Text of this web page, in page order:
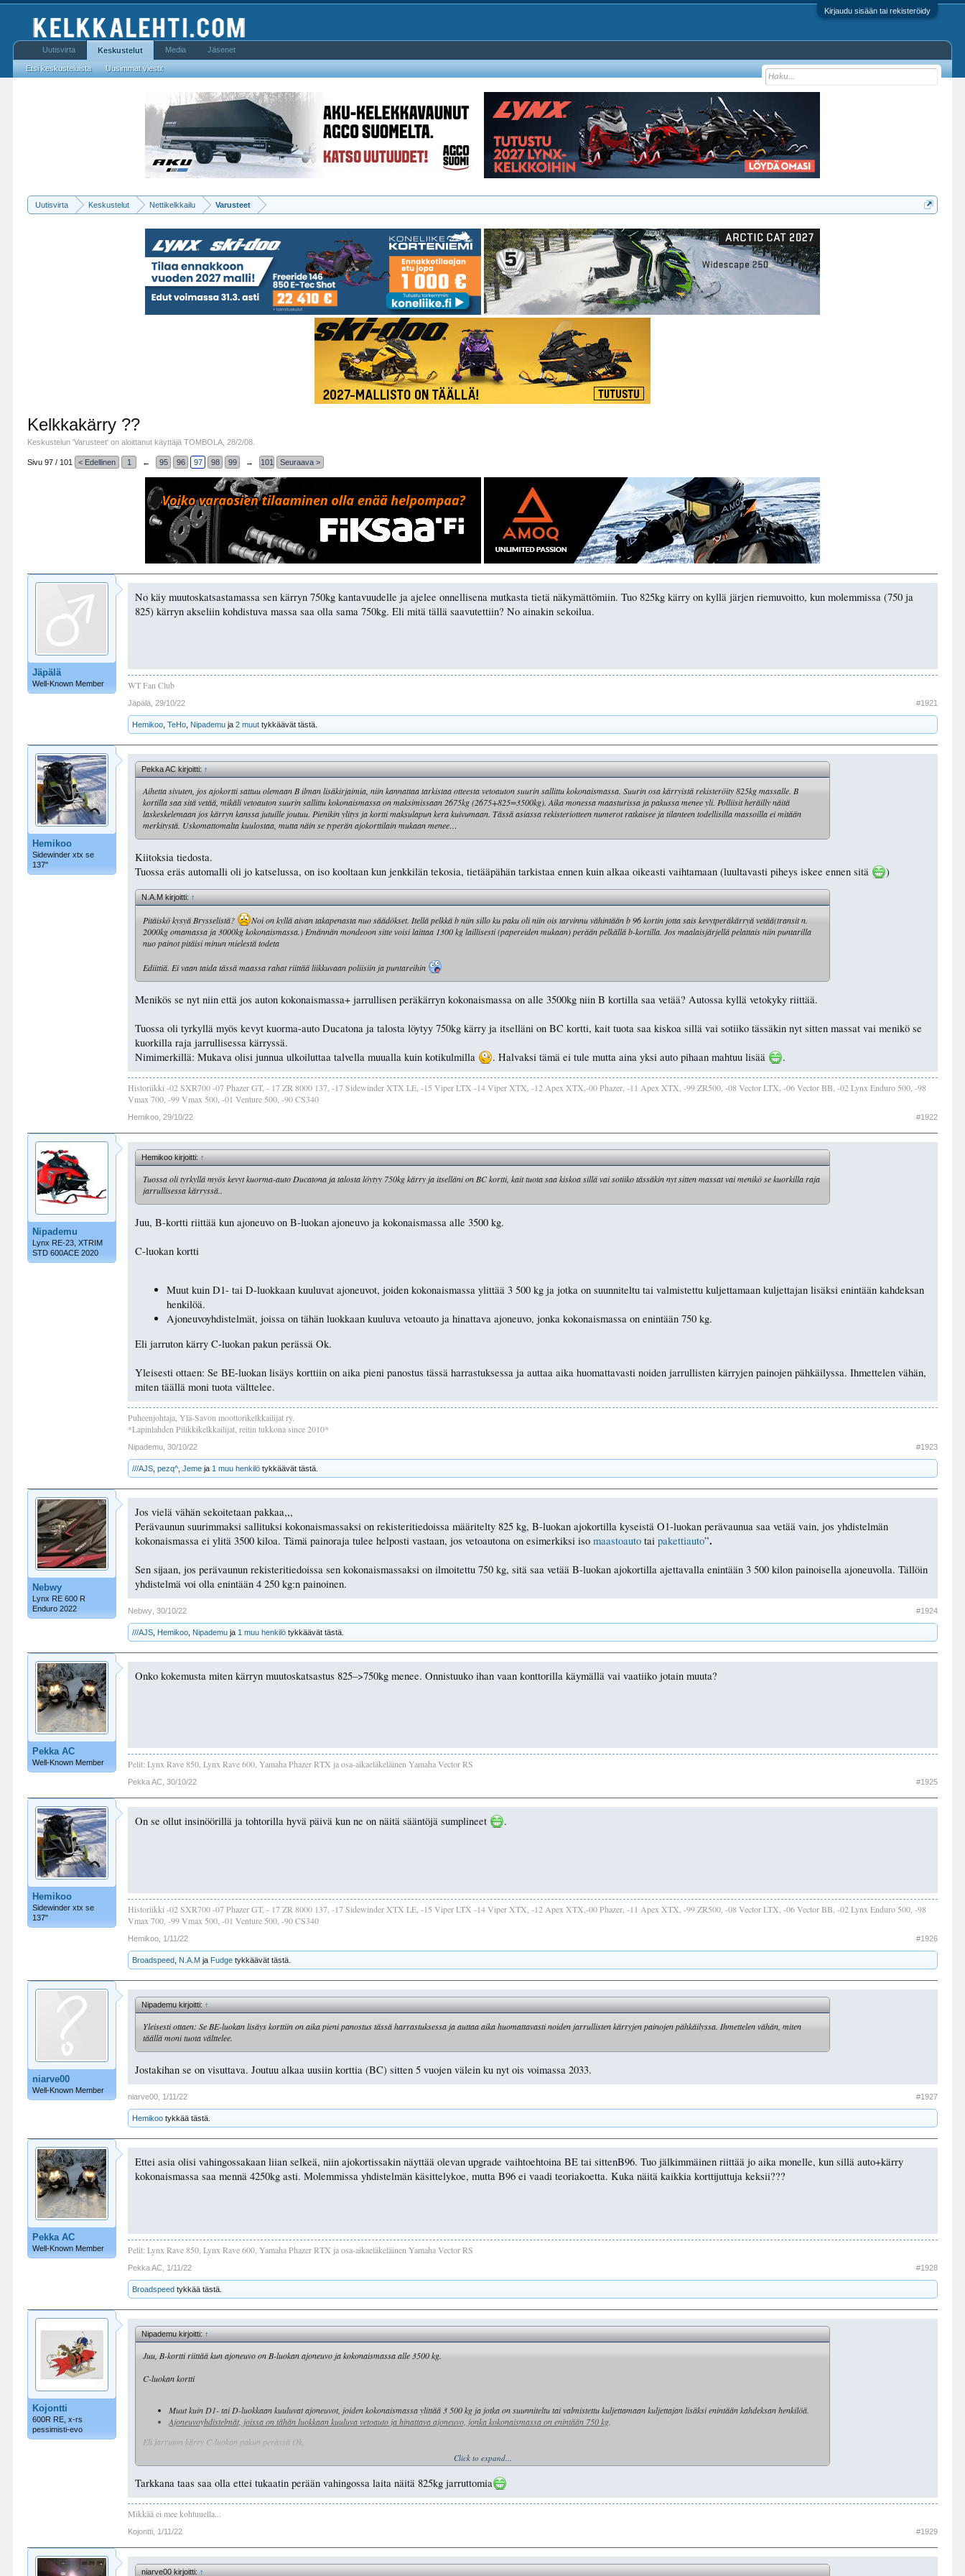
Kirjaudu sisään tai rekisteröidy
Uutisvirta Keskustelut Nettikelkkailu Varusteet
Kelkkakärry ??
Keskustelun 'Varusteet' on aloittanut käyttäjäTOMBOLA ,28/2/08
Sivu 97 / 101 < Edellinen 1 ← 95 96 97 98 99 → 101 Seuraava >
Jäpälä
Well-Known Member
No käy muutoskatsastamassa sen kärryn 750kg kantavuudelle ja ajelee onnellisena mutkasta tietä näkymättömiin. Tuo 825kg kärry on kyllä järjen riemuvoitto, kun molemmissa (750 ja
825) kärryn akseliin kohdistuva massa saa olla sama 750kg. Eli mitä tällä saavutettiin? No ainakin sekoilua.
WT Fan Club
Jäpälä 29/10/22 #1921
Hemikoo ,TeHo Nipademu ja2 muut tykkäävät tästä.
Hemikoo
Sidewinder xtx se
137"
Pekka AC kirjoitti:↑
Aihetta sivuten, jos ajokortti sattuu olemaan B ilman lisäkirjaimia, niin kannattaa tarkistaa otteesta vetoauton suurin sallittu kokonaismassa. Suurin osa kärryistä rekisteröity 825kg massalle. B
kortilla saa sitä vetää, mikäli vetoauton suurin sallittu kokonaismassa on maksimissaan 2675kg (2675+825=3500kg). Aika monessa maasturissa ja pakussa menee yli. Polliisit heräilly näitä
laskeskelemaan jos kärryn kanssa jutuille joutuu. Pienikin ylitys ja kortti maksulapun kera kuivumaan. Tässä asiassa rekisteriotteen numerot ratkaisee ja tilanteen todellisilla massoilla ei mitään
merkitystä. Uskomattomalta kuulostaa, mutta näin se typerän ajokorttilain mukaan menee…
Kiitoksia tiedosta.
Tuossa eräs automalli oli jo katselussa, on iso kooltaan kun jenkkilän tekosia, tietääpähän tarkistaa ennen kuin alkaa oikeasti vaihtamaan (luultavasti piheys iskee ennen sitä
)
N.A.M kirjoitti: ↑
Pitäiskö kysyä Brysselistä?
Noi on kyllä aivan takapenasta nuo säädökset. Itellä pelkkä b niin sillo ku paku oli niin ois tarvinnu vähintään b 96 kortin jotta sais kevytperäkärryä vetää(transit n.
2000kg omamassa ja 3000kg kokonaismassa.) Emännän mondeoon sitte voisi laittaa 1300 kg laillisesti (papereiden mukaan) perään pelkällä b-kortilla. Jos maalaisjärjellä pelattais niin puntarilla
nuo painot pitäisi minun mielestä todeta
Ediittiä. Ei vaan taida tässä maassa rahat riittää liikkuvaan poliisiin ja puntareihin
Menikös se nyt niin että jos auton kokonaismassa+ jarrullisen peräkärryn kokonaismassa on alle 3500kg niin B kortilla saa vetää? Autossa kyllä vetokyky riittää.
Tuossa oli tyrkyllä myös kevyt kuorma-auto Ducatona ja talosta löytyy 750kg kärry ja itselläni on BC kortti, kait tuota saa kiskoa sillä vai sotiiko tässäkin nyt sitten massat vai menikö se
kuorkilla raja jarrullisessa kärryssä.
Nimimerkillä: Mukava olisi junnua ulkoiluttaa talvella muualla kuin kotikulmilla
. Halvaksi tämä ei tule mutta aina yksi auto pihaan mahtuu lisää .
Historiikki -02 SXR700 -07 Phazer GT, - 17 ZR 8000 137, -17 Sidewinder XTX LE, -15 Viper LTX -14 Viper XTX, -12 Apex XTX,-00 Phazer, -11 Apex XTX, -99 ZR500, -08 Vector LTX, -06 Vector BB, -02 Lynx Enduro 500, -98
Vmax 700, -99 Vmax 500, -01 Venture 500, -90 CS340
Hemikoo 29/10/22 #1922
Nipademu
Lynx RE-23, XTRIM
STD 600ACE 2020
Hemikoo kirjoitti:↑
Tuossa oli tyrkyllä myös kevyt kuorma-auto Ducatona ja talosta löytyy 750kg kärry ja itselläni on BC kortti, kait tuota saa kiskoa sillä vai sotiiko tässäkin nyt sitten massat vai menikö se kuorkilla raja
jarrullisessa kärryssä..
Juu, B-kortti riittää kun ajoneuvo on B-luokan ajoneuvo ja kokonaismassa alle 3500 kg.
C-luokan kortti
Muut kuin D1- tai D-luokkaan kuuluvat ajoneuvot, joiden kokonaismassa ylittää 3 500 kg ja jotka on suunniteltu tai valmistettu kuljettamaan kuljettajan lisäksi enintään kahdeksan
henkilöä.
Ajoneuvoyhdistelmät, joissa on tähän luokkaan kuuluva vetoauto ja hinattava ajoneuvo, jonka kokonaismassa on enintään 750 kg.
Eli jarruton kärry C-luokan pakun perässä Ok.
Yleisesti ottaen: Se BE-luokan lisäys korttiin on aika pieni panostus tässä harrastuksessa ja auttaa aika huomattavasti noiden jarrullisten kärryjen painojen pähkäilyssa. Ihmettelen vähän,
miten täällä moni tuota välttelee.
Puheenjohtaja, Ylä-Savon moottorikelkkailijat ry.
*Lapinlahden Pilikkikelkkailijat, reitin tukkona since 2010*
Nipademu 30/10/22 #1923
///AJS ,pezq^ ,Jeme ja 1 muu henkilö tykkäävät tästä.
Nebwy
Lynx RE 600 R
Enduro 2022
Jos vielä vähän sekoitetaan pakkaa,,,
Perävaunun suurimmaksi sallituksi kokonaismassaksi on rekisteritiedoissa määritelty 825 kg, B-luokan ajokortilla kyseistä O1-luokan perävaunua saa vetää vain, jos yhdistelmän
kokonaismassa ei ylitä 3500 kiloa. Tämä painoraja tulee helposti vastaan, jos vetoautona on esimerkiksi isomaastoauto taipakettiauto”.
Sen sijaan, jos perävaunun rekisteritiedoissa sen kokonaismassaksi on ilmoitettu 750 kg, sitä saa vetää B-luokan ajokortilla ajettavalla enintään 3 500 kilon painoisella ajoneuvolla. Tällöin
yhdistelmä voi olla enintään 4 250 kg:n painoinen.
Nebwy 30/10/22 #1924
///AJS Hemikoo Nipademu ja 1 muu henkilö tykkäävät tästä.
Pekka AC
Well-Known Member
Onko kokemusta miten kärryn muutoskatsastus 825–>750kg menee. Onnistuuko ihan vaan konttorilla käymällä vai vaatiiko jotain muuta?
Pelit: Lynx Rave 850, Lynx Rave 600, Yamaha Phazer RTX ja osa-aikaeläkeläinen Yamaha Vector RS
Pekka AC 30/10/22 #1925
Hemikoo
Sidewinder xtx se
137"
On se ollut insinöörillä ja tohtorilla hyvä päivä kun ne on näitä sääntöjä sumplineet .
Historiikki -02 SXR700 -07 Phazer GT, - 17 ZR 8000 137, -17 Sidewinder XTX LE, -15 Viper LTX -14 Viper XTX, -12 Apex XTX,-00 Phazer, -11 Apex XTX, -99 ZR500, -08 Vector LTX, -06 Vector BB, -02 Lynx Enduro 500, -98
Vmax 700, -99 Vmax 500, -01 Venture 500, -90 CS340
Hemikoo 1/11/22 #1926
Broadspeed N.A.M ja Fudge tykkäävät tästä.
niarve00
Well-Known Member
Nipademu kirjoitti:↑
Yleisesti ottaen: Se BE-luokan lisäys korttiin on aika pieni panostus tässä harrastuksessa ja auttaa aika huomattavasti noiden jarrullisten kärryjen painojen pähkäilyssa. Ihmettelen vähän, miten
täällä moni tuota välttelee.
Jostakihan se on visuttava. Joutuu alkaa uusiin korttia (BC) sitten 5 vuojen välein ku nyt ois voimassa 2033.
niarve00 1/11/22 #1927
Hemikoo tykkää tästä.
Pekka AC
Well-Known Member
Ettei asia olisi vahingossakaan liian selkeä, niin ajokortissakin näyttää olevan upgrade vaihtoehtoina BE tai sittenB96. Tuo jälkimmäinen riittää jo aika monelle, kun sillä auto+kärry
kokonaismassa saa mennä 4250kg asti. Molemmissa yhdistelmän käsittelykoe, mutta B96 ei vaadi teoriakoetta. Kuka näitä kaikkia korttijuttuja keksii???
Pelit: Lynx Rave 850, Lynx Rave 600, Yamaha Phazer RTX ja osa-aikaeläkeläinen Yamaha Vector RS
Pekka AC 1/11/22 #1928
Broadspeed tykkää tästä.
Kojontti
600R RE, x-rs
pessimisti-evo
Nipademu kirjoitti:↑
Juu, B-kortti riittää kun ajoneuvo on B-luokan ajoneuvo ja kokonaismassa alle 3500 kg.
C-luokan kortti
Muut kuin D1- tai D-luokkaan kuuluvat ajoneuvot, joiden kokonaismassa ylittää 3 500 kg ja jotka on suunniteltu tai valmistettu kuljettamaan kuljettajan lisäksi enintään kahdeksan henkilöä.
Ajoneuvoyhdistelmät, joissa on tähän luokkaan kuuluva vetoauto ja hinattava ajoneuvo, jonka kokonaismassa on enintään 750 kg
Eli jarruton kärry C-luokan pakun perässä Ok.
Yleisesti ottaen: Se BE-luokan lisäys korttiin on aika pieni panostus tässä harrastuksessa ja auttaa aika huomattavasti noiden jarrullisten kärryjen painojen pähkäilyssa. Ihmettelen vähän, miten
Click to expand...
Tarkkana taas saa olla ettei tukaatin perään vahingossa laita näitä 825kg jarruttomia
Mikkää ei mee kohtuuella...
Kojontti 1/11/22 #1929
niarve00 kirjoitti: ↑
Uutisvirta Keskustelut
Etsi keskusteluista Uusimmat viestit
Media Jäsenet